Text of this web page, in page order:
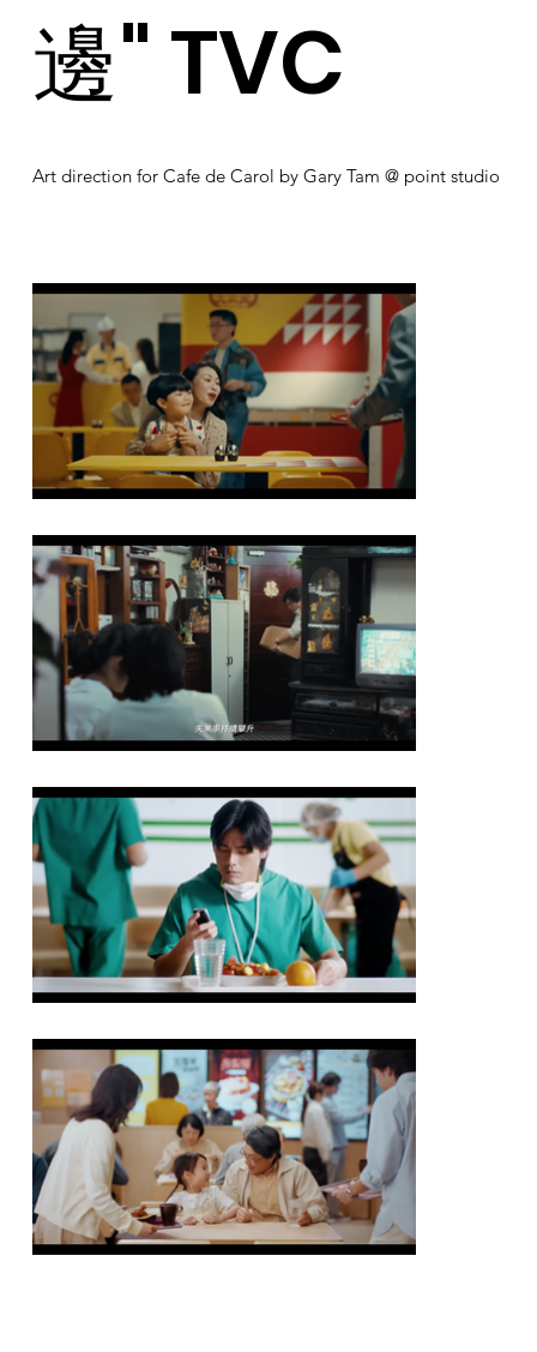
邊" TVC
Art direction for Cafe de Carol by Gary Tam @ point studio